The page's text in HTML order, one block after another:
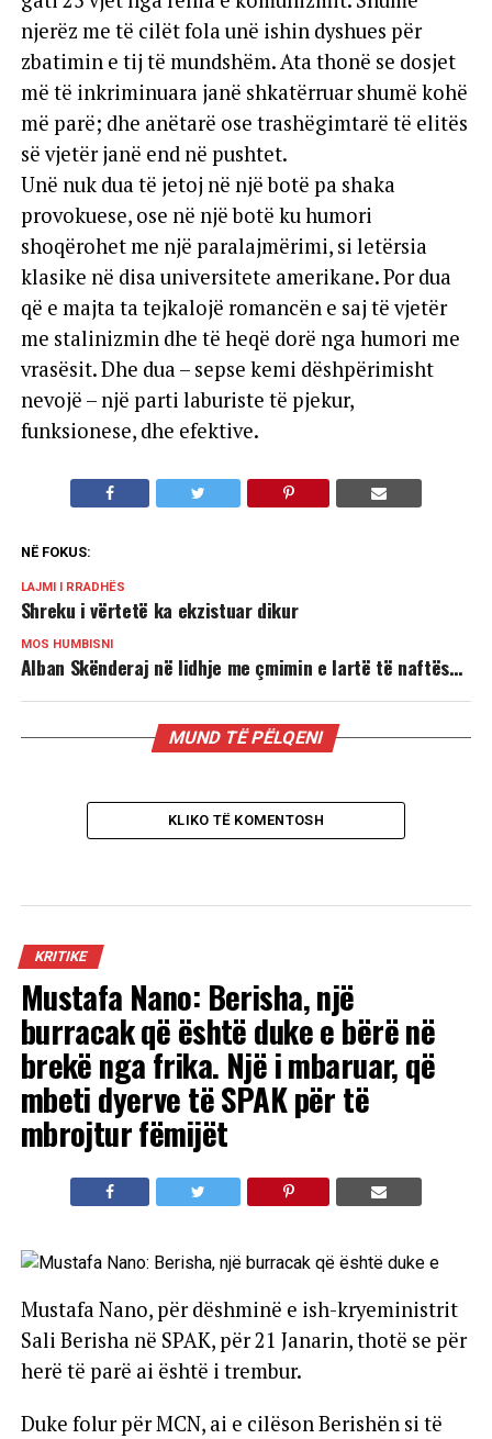
njerëz me të cilët fola unë ishin dyshues për
zbatimin e tij të mundshëm. Ata thonë se dosjet
më të inkriminuara janë shkatërruar shumë kohë
më parë; dhe anëtarë ose trashëgimtarë të elitës
së vjetër janë end në pushtet.
Unë nuk dua të jetoj në një botë pa shaka
provokuese, ose në një botë ku humori
shoqërohet me një paralajmërimi, si letërsia
klasike në disa universitete amerikane. Por dua
që e majta ta tejkalojë romancën e saj të vjetër
me stalinizmin dhe të heqë dorë nga humori me
vrasësit. Dhe dua – sepse kemi dëshpërimisht
nevojë – një parti laburiste të pjekur,
funksionese, dhe efektive.
NË FOKUS:
LAJMI I RRADHËS
Shreku i vërtetë ka ekzistuar dikur
MOS HUMBISNI
Alban Skënderaj në lidhje me çmimin e lartë të naftës…
MUND TË PËLQENI
KLIKO TË KOMENTOSH
KRITIKE
Mustafa Nano: Berisha, një
burracak që është duke e bërë në
brekë nga frika. Një i mbaruar, që
mbeti dyerve të SPAK për të
mbrojtur fëmijët
Mustafa Nano, për dëshminë e ish-kryeministrit
Sali Berisha në SPAK, për 21 Janarin, thotë se për
herë të parë ai është i trembur.
Duke folur për MCN, ai e cilëson Berishën si të